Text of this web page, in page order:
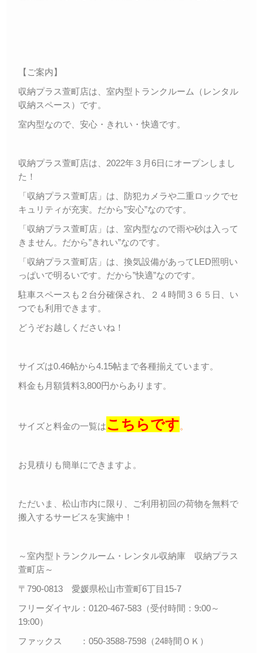
【ご案内】
収納プラス萱町店は、室内型トランクルーム（レンタル
収納スペース）です。
室内型なので、安心・きれい・快適です。
収納プラス萱町店は、2022年３月6日にオープンしまし
た！
「収納プラス萱町店」は、防犯カメラや二重ロックでセ
キュリティが充実。だから”安心”なのです。
「収納プラス萱町店」は、室内型なので雨や砂は入って
きません。だから”きれい”なのです。
「収納プラス萱町店」は、換気設備があってLED照明い
っぱいで明るいです。だから”快適”なのです。
駐車スペースも２台分確保され、２４時間３６５日、い
つでも利用できます。
どうぞお越しくださいね！
サイズは0.46帖から4.15帖まで各種揃えています。
料金も月額賃料3,800円からあります。
サイズと料金の一覧はこちらです。
お見積りも簡単にできますよ。
ただいま、松山市内に限り、ご利用初回の荷物を無料で
搬入するサービスを実施中！
～室内型トランクルーム・レンタル収納庫 収納プラス
萱町店～
〒790-0813 愛媛県松山市萱町6丁目15-7
フリーダイヤル：0120-467-583（受付時間：9:00～
19:00）
ファックス ：050-3588-7598（24時間ＯＫ）